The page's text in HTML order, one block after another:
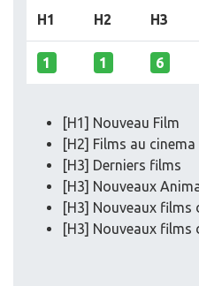
H1 H2 H3
1 1 6
[H1] Nouveau Film
[H2] Films au cinema
[H3] Derniers films
[H3] Nouveaux
[H3] Nouveaux films
[H3] Nouveaux films